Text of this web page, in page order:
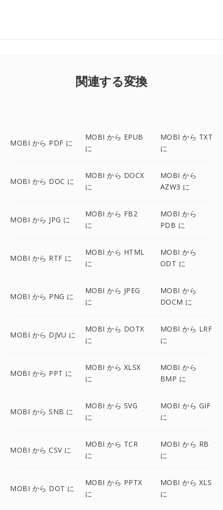
関連する変換
MOBI から PDF に
MOBI から EPUB
に
MOBI から TXT
に
MOBI から DOC に
MOBI から DOCX
に
MOBI から
AZW3 に
MOBI から JPG に
MOBI から FB2
に
MOBI から
PDB に
MOBI から RTF に
MOBI から HTML
に
MOBI から
ODT に
MOBI から PNG に
MOBI から JPEG
に
MOBI から
DOCM に
MOBI から DJVU に
MOBI から DOTX
に
MOBI から LRF
に
MOBI から PPT に
MOBI から XLSX
に
MOBI から
BMP に
MOBI から SNB に
MOBI から SVG
に
MOBI から GIF
に
MOBI から CSV に
MOBI から TCR
に
MOBI から RB
に
MOBI から DOT に
MOBI から PPTX
に
MOBI から XLS
に